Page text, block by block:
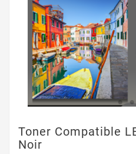
Toner Compatible
Noir